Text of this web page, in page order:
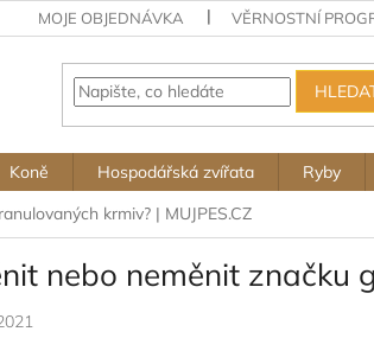
MOJE OBJEDNÁVKA VĚRNOSTNÍ
Koně Hospodářská zvířata Ryby
krmiv? | MUJPES.CZ
nebo neměnit značku